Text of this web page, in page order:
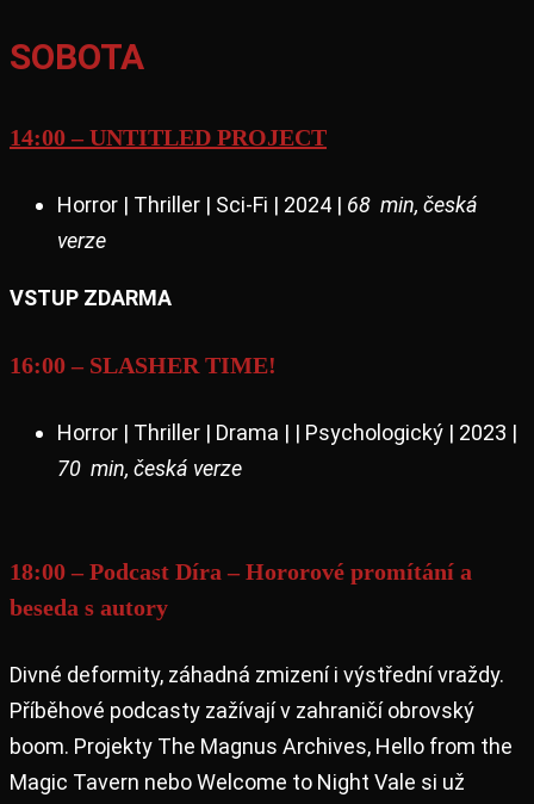
SOBOTA
14:00 – UNTITLED PROJECT
Horror | Thriller | Sci-Fi | 2024 | 68 min, česká
verze
VSTUP ZDARMA
16:00 – SLASHER TIME!
Horror | Thriller | Drama | | Psychologický | 2023 |
70 min, česká verze
18:00 – Podcast Díra – Hororové promítání a
beseda s autory
Divné deformity, záhadná zmizení i výstřední vraždy.
Příběhové podcasty zažívají v zahraničí obrovský
boom. Projekty The Magnus Archives, Hello from the
Magic Tavern nebo Welcome to Night Vale si už